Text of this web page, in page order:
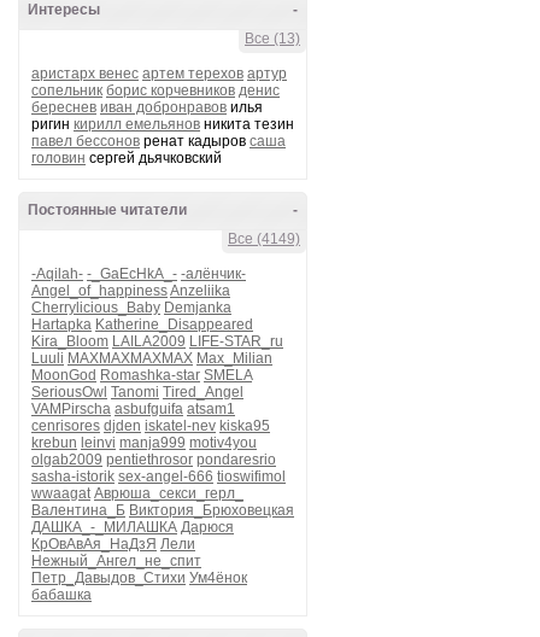
-
Интересы
Все (13)
аристарх венес артем терехов артур
сопельник борис корчевников денис
береснев иван добронравов илья
ригин кирилл емельянов никита тезин
павел бессонов ренат кадыров саша
головин сергей дьячковский
-
Постоянные читатели
Все (4149)
-Aqilah- -_GaEcHkA_- -алёнчик-
Angel_of_happinessAnzeliika
Cherrylicious_Baby Demjanka
Hartapka Katherine_Disappeared
Kira_Bloom LAILA2009 LIFE-STAR_ru
Luuli MAXMAXMAXMAX Max_Milian
MoonGod Romashka-star SMELA
SeriousOwl Tanomi Tired_Angel
VAMPirscha asbufguifa atsam1
cenrisores djden iskatel-nev kiska95
krebun leinvi manja999 motiv4you
olgab2009 pentiethrosor pondaresrio
sasha-istorik sex-angel-666 tioswifimol
wwaagat Аврюша_секси_герл_
Валентина_Б Виктория_Брюховецкая
ДАШКА_-_МИЛАШКА Дарюся
КрОвАвАя_НаДзЯ Лели
Нежный_Ангел_не_спит
Петр_Давыдов_Стихи Ум4ёнок
бабашка